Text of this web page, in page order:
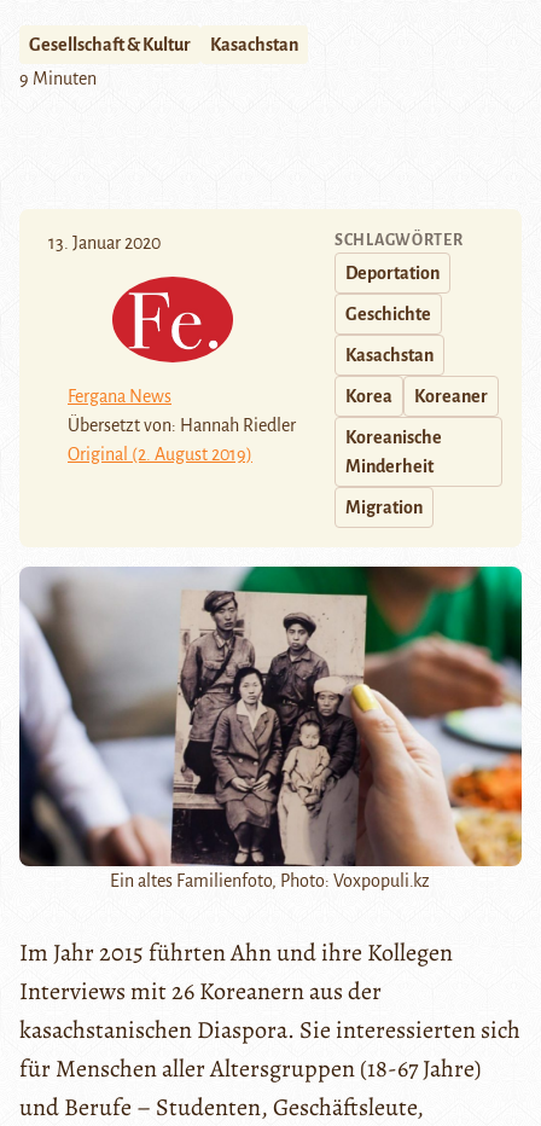
Gesellschaft & Kultur
Kasachstan
9 Minuten
13. Januar 2020
Fergana News
Übersetzt von: Hannah Riedler
Original (2. August 2019)
SCHLAGWÖRTER
Deportation
Geschichte
Kasachstan
Korea Koreaner
Koreanische
Minderheit
Migration
Ein altes Familienfoto, Photo: Voxpopuli.kz
Im Jahr 2015 führten Ahn und ihre Kollegen
Interviews mit 26 Koreanern aus der
kasachstanischen Diaspora. Sie interessierten sich
für Menschen aller Altersgruppen (18-67 Jahre)
und Berufe – Studenten, Geschäftsleute,